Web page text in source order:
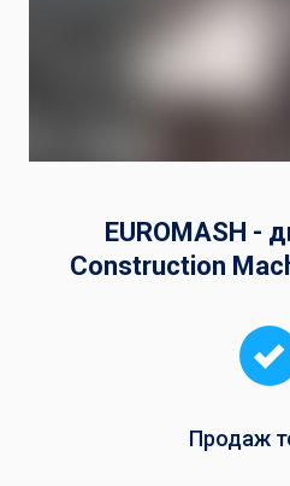
EUROMASH -
Construction
Продаж